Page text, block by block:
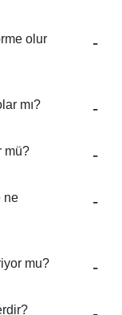
olur
mı?
mü?
ne
mu?